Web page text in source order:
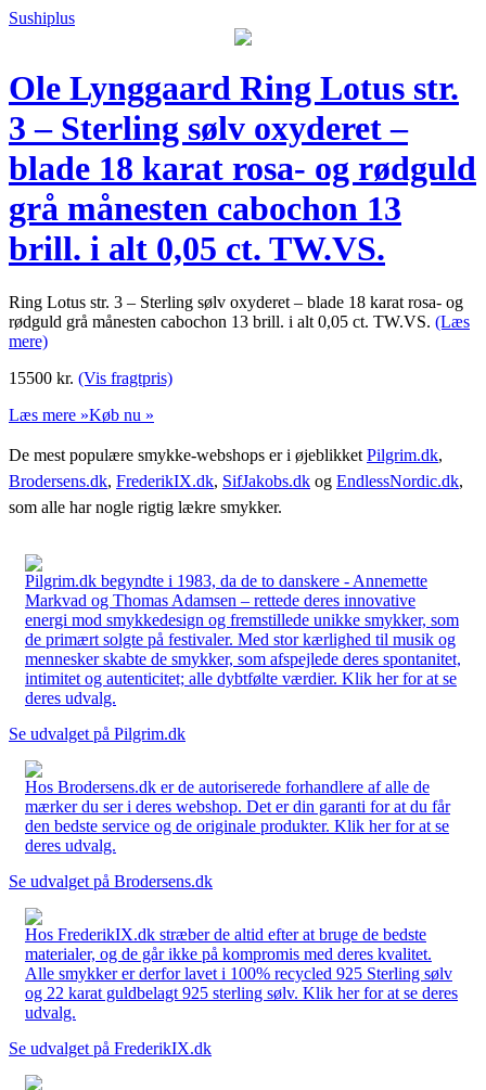
Sushiplus
Ole Lynggaard Ring Lotus str.
3 – Sterling sølv oxyderet –
blade 18 karat rosa- og rødguld
grå månesten cabochon 13
brill. i alt 0,05 ct. TW.VS.
Ring Lotus str. 3 – Sterling sølv oxyderet – blade 18 karat rosa- og
rødguld grå månesten cabochon 13 brill. i alt 0,05 ct. TW.VS. (Læs
mere)
15500 kr. (Vis fragtpris)
Læs mere »Køb nu »
De mest populære smykke-webshops er i øjeblikket Pilgrim.dk,
Brodersens.dk, FrederikIX.dk, SifJakobs.dk og EndlessNordic.dk,
som alle har nogle rigtig lækre smykker.
Pilgrim.dk begyndte i 1983, da de to danskere - Annemette
Markvad og Thomas Adamsen – rettede deres innovative
energi mod smykkedesign og fremstillede unikke smykker, som
de primært solgte på festivaler. Med stor kærlighed til musik og
mennesker skabte de smykker, som afspejlede deres spontanitet,
intimitet og autenticitet; alle dybtfølte værdier. Klik her for at se
deres udvalg.
Se udvalget på Pilgrim.dk
Hos Brodersens.dk er de autoriserede forhandlere af alle de
mærker du ser i deres webshop. Det er din garanti for at du får
den bedste service og de originale produkter. Klik her for at se
deres udvalg.
Se udvalget på Brodersens.dk
Hos FrederikIX.dk stræber de altid efter at bruge de bedste
materialer, og de går ikke på kompromis med deres kvalitet.
Alle smykker er derfor lavet i 100% recycled 925 Sterling sølv
og 22 karat guldbelagt 925 sterling sølv. Klik her for at se deres
udvalg.
Se udvalget på FrederikIX.dk